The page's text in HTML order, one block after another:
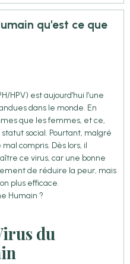
qu'est ce que
HPV) est aujourd’hui l’une
dans le monde. En
que les femmes, et ce,
social. Pourtant, malgré
compris. Dès lors, il
ce virus, car une bonne
de réduire la peur, mais
plus efficace.
Humain ?
du